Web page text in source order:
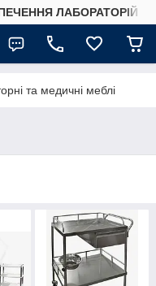
ЛАБОРАТОРІЙ
та медичні меблі